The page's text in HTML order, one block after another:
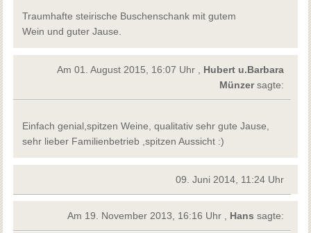
Traumhafte steirische Buschenschank mit gutem
Wein und guter Jause.
Am 01. August 2015, 16:07 Uhr , Hubert u.Barbara
Münzersagte:
Einfach genial,spitzen Weine, qualitativ sehr gute Jause,
sehr lieber Familienbetrieb ,spitzen Aussicht :)
09. Juni 2014, 11:24 Uhr
Am 19. November 2013, 16:16 Uhr , Hanssagte: